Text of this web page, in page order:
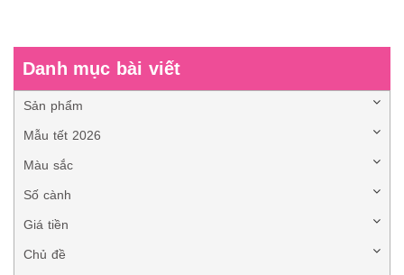
Danh mục bài viết
Sản phẩm
Mẫu tết 2026
Màu sắc
Số cành
Giá tiền
Chủ đề